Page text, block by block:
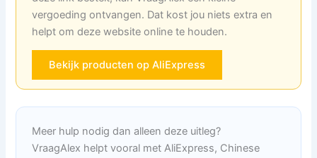
vergoeding ontvangen. Dat kost jou niets extra en
helpt om deze website online te houden.
Bekijk producten op AliExpress
Meer hulp nodig dan alleen deze uitleg?
VraagAlex helpt vooral met AliExpress, Chinese